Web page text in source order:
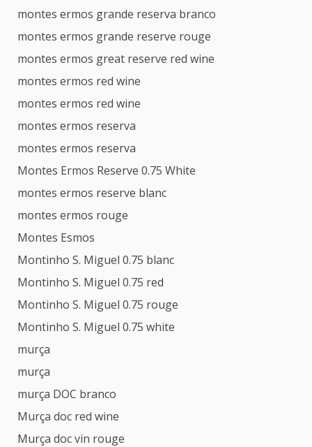
montes ermos grande reserva branco
montes ermos grande reserve rouge
montes ermos great reserve red wine
montes ermos red wine
montes ermos red wine
montes ermos reserva
montes ermos reserva
Montes Ermos Reserve 0.75 White
montes ermos reserve blanc
montes ermos rouge
Montes Esmos
Montinho S. Miguel 0.75 blanc
Montinho S. Miguel 0.75 red
Montinho S. Miguel 0.75 rouge
Montinho S. Miguel 0.75 white
murça
murça
murça DOC branco
Murça doc red wine
Murça doc vin rouge